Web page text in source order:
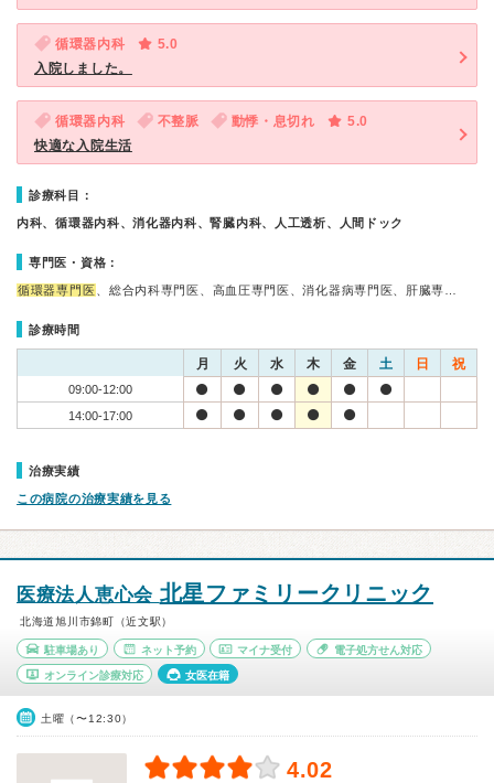
循環器内科
5.0
入院しました。
循環器内科 不整脈 動悸・息切れ
5.0
快適な入院生活
診療科目：
内科、循環器内科、消化器内科、腎臓内科、人工透析、人間ドック
専門医・資格：
循環器専門医 、総合内科専門医、高血圧専門医、消化器病専門医、肝臓専…
診療時間
月 火 水 木 金 土 日 祝
09:00-12:00
14:00-17:00
治療実績
この病院の治療実績を見る
医療法人恵心会 北星ファミリークリニック
北海道旭川市錦町（近文駅）
駐車場あり ネット予約 マイナ受付 電子処方せん対応
オンライン診療対応 女医在籍
土曜（〜12:30）
4.02